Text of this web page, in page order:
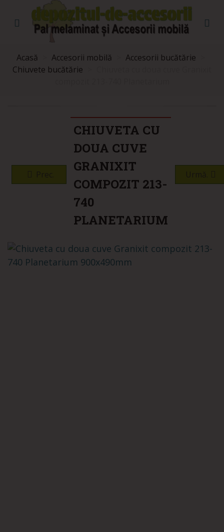
Acasă Accesorii mobilă Accesorii bucătărie
Chiuvete bucătărie
CHIUVETA CU
DOUA CUVE
GRANIXIT
COMPOZIT 213-
740
PLANETARIUM